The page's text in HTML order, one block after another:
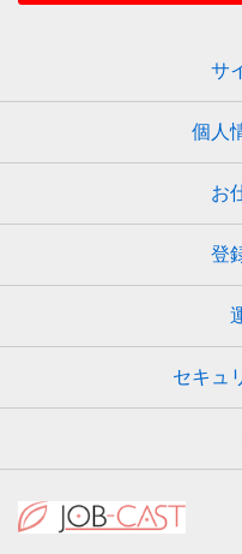
サ
個人
お
登
セキュ